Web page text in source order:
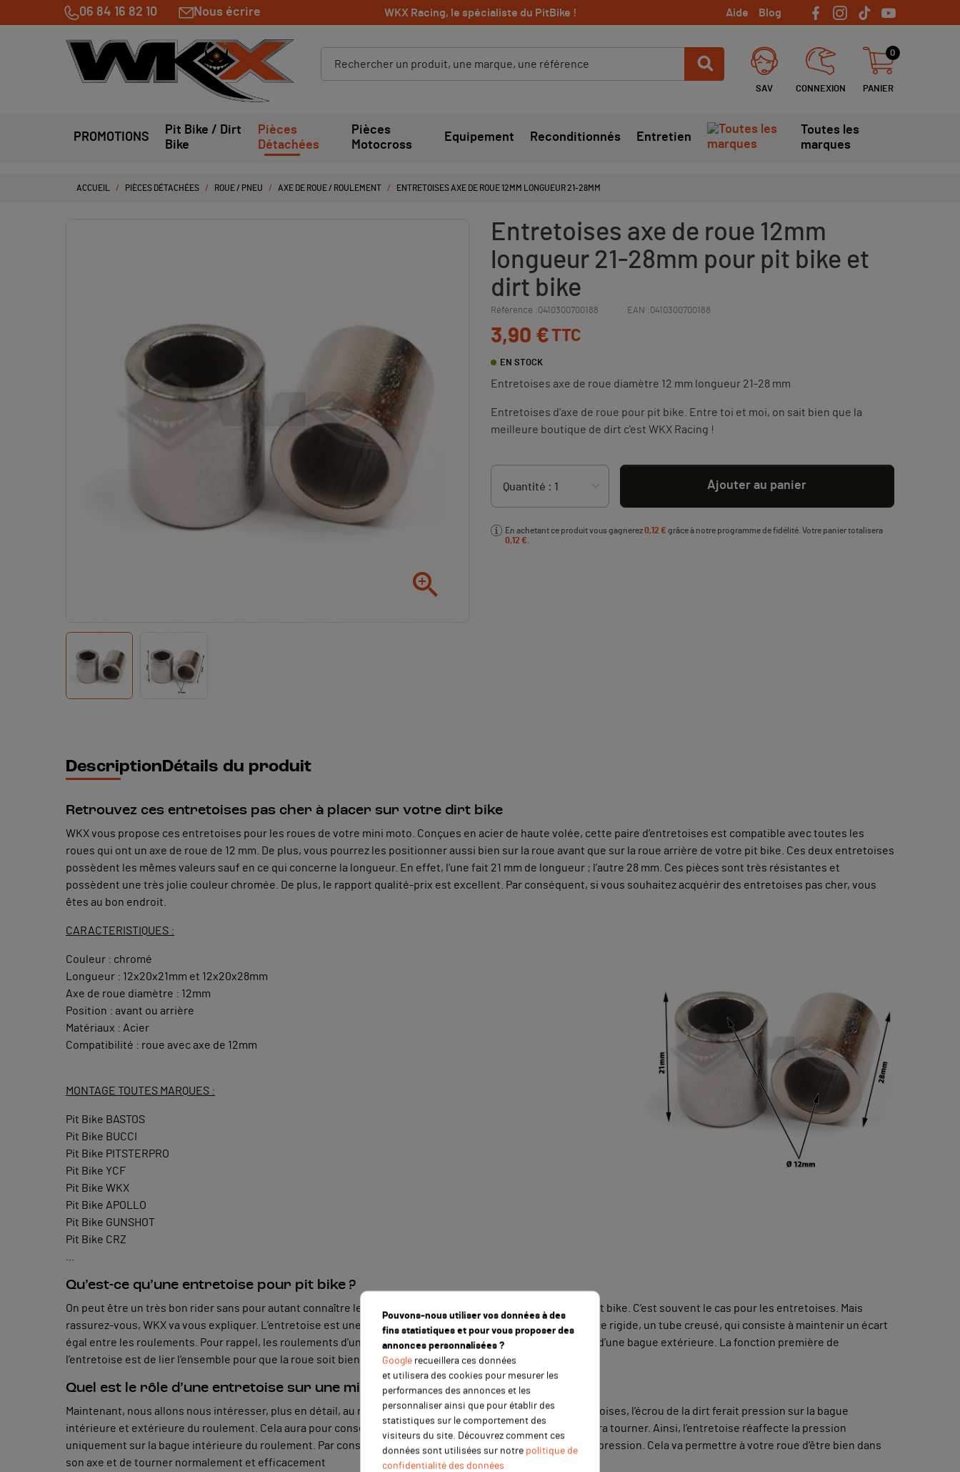
06 84 16 82 10 Nous écrire WKX Racing, le spécialiste du PitBike ! Aide Blog
SAV CONNEXION PANIER
0
PROMOTIONS
Pit Bike / Dirt
Bike
Pièces
Détachées
Pièces
Motocross
Equipement Reconditionnés Entretien
Toutes les
marques
ACCUEIL PIÈCES DÉTACHÉES ROUE / PNEU AXE DE ROUE / ROULEMENT ENTRETOISES AXE DE ROUE 12MM LONGUEUR 21-28MM

Entretoises axe de roue 12mm
longueur 21-28mm pour pit bike et
dirt bike
Référence :0410300700188 EAN :0410300700188
3,90 €TTC
EN STOCK
Entretoises axe de roue diamètre 12 mm longueur 21-28 mm
Entretoises d'axe de roue pour pit bike. Entre toi et moi, on sait bien que la
meilleure boutique de dirt c'est WKX Racing !
Ajouter au panier
En achetant ce produit vous gagnerez0,12 € grâce à notre programme de fidélité. Votre panier totalisera
0,12 €
DescriptionDétails du produit
Retrouvez ces entretoises pas cher à placer sur votre dirt bike
WKX vous propose ces entretoises pour les roues de votre mini moto. Conçues en acier de haute volée, cette paire d’entretoises est compatible avec toutes les
roues qui ont un axe de roue de 12 mm. De plus, vous pourrez les positionner aussi bien sur la roue avant que sur la roue arrière de votre pit bike. Ces deux entretoises
possèdent les mêmes valeurs sauf en ce qui concerne la longueur. En effet, l’une fait 21 mm de longueur ; l’autre 28 mm. Ces pièces sont très résistantes et
possèdent une très jolie couleur chromée. De plus, le rapport qualité-prix est excellent. Par conséquent, si vous souhaitez acquérir des entretoises pas cher, vous
êtes au bon endroit.
CARACTERISTIQUES :
Couleur : chromé
Longueur : 12x20x21mm et 12x20x28mm
Axe de roue diamètre : 12mm
Position : avant ou arrière
Matériaux : Acier
Compatibilité : roue avec axe de 12mm
MONTAGE TOUTES MARQUES :
Pit Bike BASTOS
Pit Bike BUCCI
Pit Bike PITSTERPRO
Pit Bike YCF
Pit Bike WKX
Pit Bike APOLLO
Pit Bike GUNSHOT
Pit Bike CRZ
Qu’est-ce qu’une entretoise pour pit bike ?
On peut être un très bon rider sans pour autant connaître le nom de toutes les pièces qui composent une pit bike. C’est souvent le cas pour les entretoises. Mais
rassurez-vous, WKX va vous expliquer. L’entretoise est une pièce qui appartient à la roue. Il s’agit d’une pièce rigide, un tube creusé, qui consiste à maintenir un écart
égal entre les roulements. Pour rappel, les roulements d’une dirt sont composés d’une bague intérieure et d’une bague extérieure. La fonction première de
l’entretoise est de lier l’ensemble pour que la roue soit bien centrée.
Quel est le rôle d’une entretoise sur une mini moto ?
Maintenant, nous allons nous intéresser, plus en détail, au rôle de l’entretoise. Il faut savoir que sans entretoises, l’écrou de la dirt ferait pression sur la bague
intérieure et extérieure du roulement. Cela aura pour conséquence que la roue de votre mini moto ne pourra tourner. Ainsi, l’entretoise réaffecte la pression
uniquement sur la bague intérieure du roulement. Par conséquence, la bague extérieure sera libre de tout pression. Cela va permettre à votre roue d’être bien dans
son axe et de tourner normalement et efficacement
Pouvons-nous utiliser vos données à des
fins statistiques et pour vous proposer des
annonces personnalisées ?
Google recueillera ces données
et utilisera des cookies pour mesurer les
performances des annonces et les
personnaliser ainsi que pour établir des
statistiques sur le comportement des
visiteurs du site. Découvrez comment ces
données sont utilisées sur notre politique de
confidentialité des données